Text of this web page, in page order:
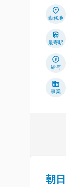
勤務地
最寄駅
給与
事業
朝